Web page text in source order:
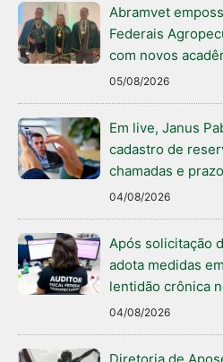
Abramvet
Federais
com novos
05/08/2026
Em live, Janus
cadastro de
chamadas e
04/08/2026
Após solicitação
adota medidas
lentidão crônica
04/08/2026
Diretoria de